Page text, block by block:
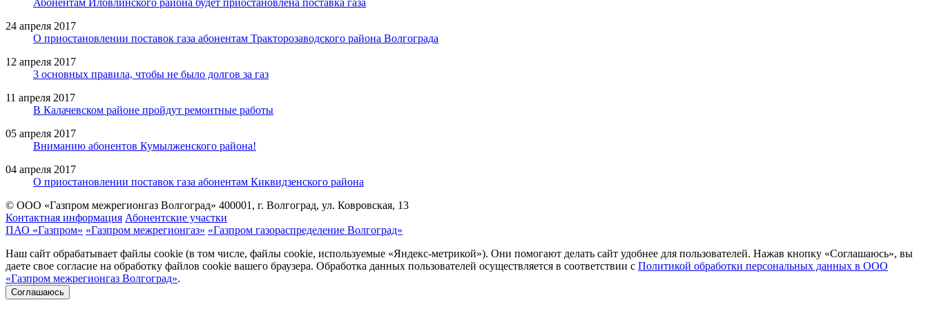
24 апреля 2017
О приостановлении поставок газа абонентам Тракторозаводского района Волгограда
12 апреля 2017
3 основных правила, чтобы не было долгов за газ
11 апреля 2017
В Калачевском районе пройдут ремонтные работы
05 апреля 2017
Вниманию абонентов Кумылженского района!
04 апреля 2017
О приостановлении поставок газа абонентам Киквидзенского района
© ООО «Газпром межрегионгаз Волгоград» 400001, г. Волгоград, ул. Ковровская, 13
Контактная информация Абонентские участки
ПАО «Газпром» «Газпром межрегионгаз» «Газпром газораспределение Волгоград»
Наш сайт обрабатывает файлы cookie (в том числе, файлы cookie, используемые «Яндекс-метрикой»). Они помогают делать сайт удобнее для пользователей. Нажав кнопку «Соглашаюсь», вы
даете свое согласие на обработку файлов cookie вашего браузера. Обработка данных пользователей осуществляется в соответствии с Политикой обработки персональных данных в ООО
«Газпром межрегионгаз Волгоград».
Соглашаюсь